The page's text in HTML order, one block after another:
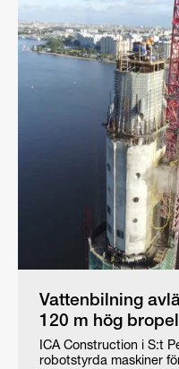
Vattenbilning
120 m hög
ICA Construction i S:t
robotstyrda maskiner